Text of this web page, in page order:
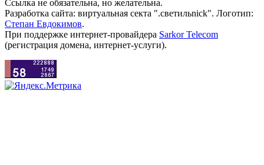
Ссылка не обязательна, но желательна.
Разработка сайта: виртуальная секта ".светильnick". Логотип:
Степан Евдокимов.
При поддержке интернет-провайдера Sarkor Telecom
(регистрация домена, интернет-услуги).